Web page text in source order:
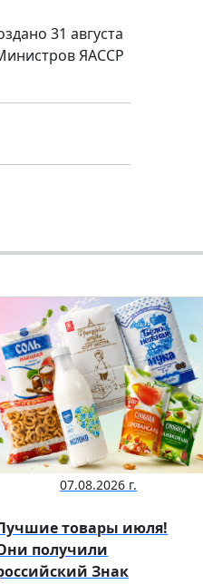
31 августа
ЯАССР
07.08.2026 г.
товары июля!
получили
Знак